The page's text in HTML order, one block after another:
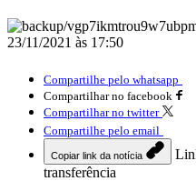
23/11/2021 às 17:50
Compartilhe pelo whatsapp
Compartilhar no facebook
Compartilhar no twitter
Compartilhe pelo email
Copiar link da notícia
transferência